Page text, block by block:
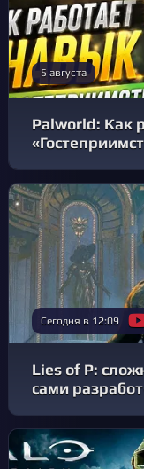
5 августа
Palworld: Как
Сегодня в 12:09
Lies of P:
сами